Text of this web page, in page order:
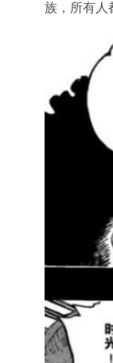
族，所有人